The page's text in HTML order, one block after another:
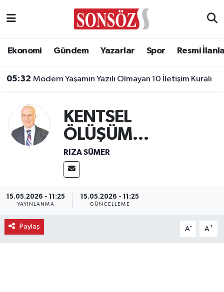
Ekonomi Gündem Yazarlar Spor Resmi
05:32 Modern Yaşamın Yazılı Olmayan 10 İletişim Kuralı
KENTSEL
ÖLÜŞÜM…
RIZA SÜMER
15.05.2026 - 11:25
YAYINLANMA
15.05.2026 - 11:25
GÜNCELLEME
Paylaş A- A+
Asayiş
Biyografi
Çevre
Ankara Nöbetçi Eczaneler
Ankara Trafik Yoğunluk Haritası
Süper Lig Puan Durumu ve Fikstür
Tüm Manşetler